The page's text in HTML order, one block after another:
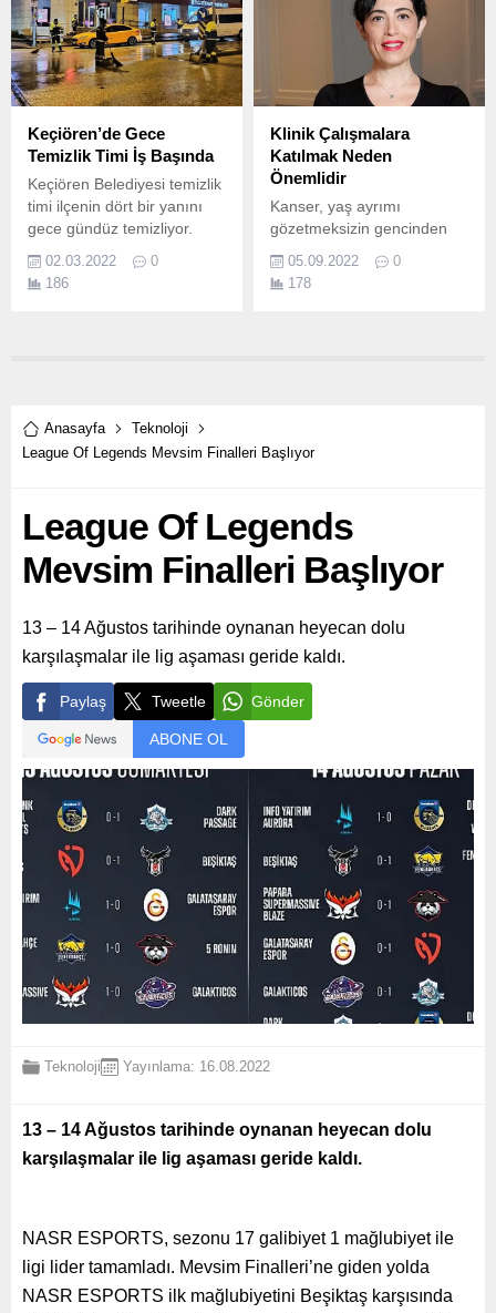
yüzüyle başlayacak.
Keçiören’de Gece
Temizlik Timi İş Başında
Keçiören Belediyesi temizlik
timi ilçenin dört bir yanını
gece gündüz temizliyor.
02.03.2022
0
186
Klinik Çalışmalara
Katılmak Neden
Önemlidir
Kanser, yaş ayrımı
gözetmeksizin gencinden
hedef alan, dünya çapında
en yaygın hastalıklardan
05.09.2022
0
178
Anasayfa
Teknoloji
League Of Legends Mevsim Finalleri Başlıyor
League Of Legends
Mevsim Finalleri Başlıyor
13 – 14 Ağustos tarihinde oynanan heyecan dolu
karşılaşmalar ile lig aşaması geride kaldı.
Paylaş Tweetle Gönder
ABONE OL
Teknoloji Yayınlama: 16.08.2022
13 – 14 Ağustos tarihinde oynanan heyecan dolu
karşılaşmalar ile lig aşaması geride kaldı.
NASR ESPORTS, sezonu 17 galibiyet 1 mağlubiyet ile
ligi lider tamamladı. Mevsim Finalleri’ne giden yolda
NASR ESPORTS ilk mağlubiyetini Beşiktaş karşısında